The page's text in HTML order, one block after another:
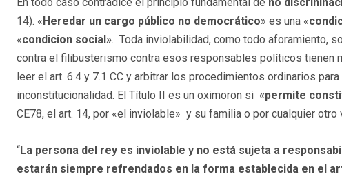
14). «Heredar un cargo público no democrático» es una «
«condicion social». Toda inviolabilidad, como todo aforamiento,
contra el filibusterismo contra esos responsables políticos tienen
leer el art. 6.4 y 7.1 CC y arbitrar los procedimientos ordinarios
inconstitucionalidad. El Título II es un oximoron si «permite
CE78, el art. 14, por «el inviolable» y su familia o por cualquier
“La persona del rey es inviolable y no está sujeta a
estarán siempre refrendados en la forma establecida en el